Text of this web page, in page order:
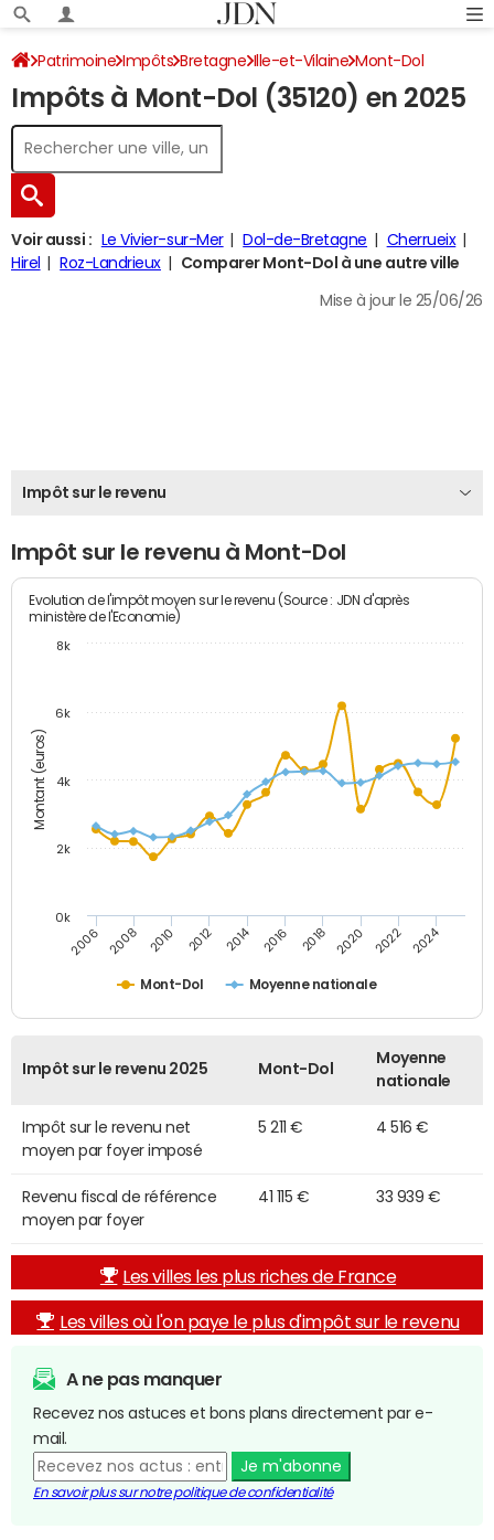
Patrimoine Impôts Bretagne Ille-et-Vilaine Mont-Dol
Impôt sur le revenu
Impôts à Mont-Dol (35120) en 2025
Voir aussi : Le Vivier-sur-Mer Dol-de-Bretagne
Cherrueix
Hirel
Roz-Landrieux Comparer Mont-Dol à une autre ville
Mise à jour le 25/06/26
Impôt sur le revenu
Impôt sur le revenu à Mont-Dol
Montant (euros)
Evolution de l'impôt moyen sur le revenu (Source : JDN d'après
ministère de l'Economie)
Mont-Dol Moyenne nationale
2006 2008 2010 2012 2014 2016 2018 2020 2022 2024
0k
2k
4k
6k
8k
Impôt sur le revenu 2025 Mont-Dol
Moyenne
nationale
Impôt sur le revenu net
moyen par foyer imposé
5 211 € 4 516 €
Revenu fiscal de référence
moyen par foyer
41 115 € 33 939 €
Les villes les plus riches de France
Les villes où l'on paye le plus d'impôt sur le revenu
A ne pas manquer
Recevez nos astuces et bons plans directement par e-
mail.
Je m'abonne
En savoir plus sur notre politique de confidentialité